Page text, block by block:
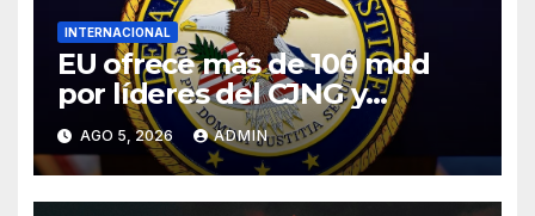
INTERNACIONAL
EU ofrece más de 100 mdd
por líderes del CJNG y
presenta nuevos cargos
AGO 5, 2026 ADMIN